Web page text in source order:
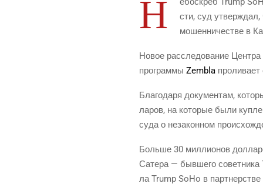
Н
сти, суд
мошен­ни­че­стве в
Новое рас­сле­до­ва­ние Цен­тра
про­грам­мы Zembla
Бла­го­да­ря доку­мен­там,
ла­ров, на кото­рые были
суда о неза­кон­ном
Боль­ше 30 мил­ли­о­нов
Сате­ра — быв­ше­го совет­ни­ка
ла Trump SoHo в